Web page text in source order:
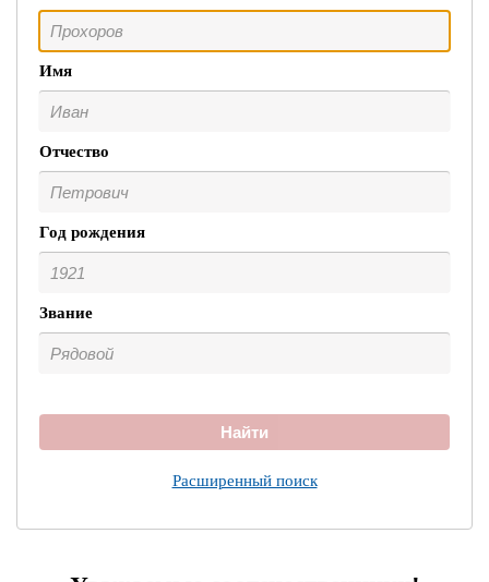
Имя
Отчество
Год рождения
Звание
Найти
Расширенный поиск